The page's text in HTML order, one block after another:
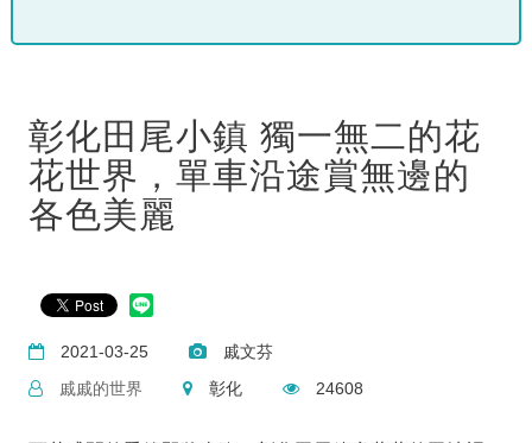
彰化田尾小鎮 獨一無二的花
花世界，單車沿途賞無邊的
各色美麗
2021-03-25
戚文芬
戚戚的世界
彰化 24608